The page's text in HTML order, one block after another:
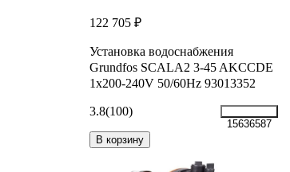
122 705 ₽
Установка водоснабжения
Grundfos SCALA2 3-45 AKCCDE
1x200-240V 50/60Hz 93013352
3.8(100)
15636587
В корзину